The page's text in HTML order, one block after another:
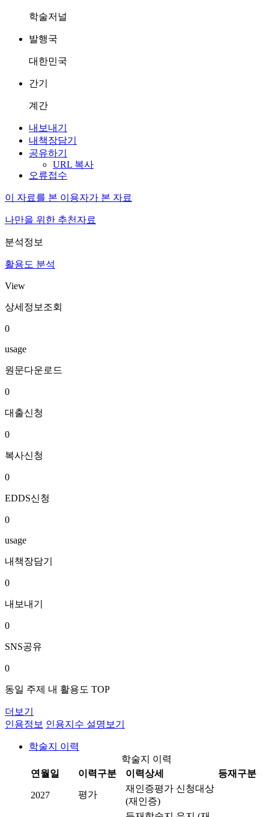
학술저널
발행국
대한민국
간기
계간
내보내기
내책장담기
공유하기
URL 복사
오류접수
이 자료를 본 이용자가 본 자료
나만을 위한 추천자료
분석정보
활용도 분석
View
상세정보조회
0
usage
원문다운로드
0
대출신청
0
복사신청
0
EDDS신청
0
usage
내책장담기
0
내보내기
0
SNS공유
0
동일 주제 내 활용도 TOP
더보기
인용정보 인용지수 설명보기
학술지 이력
학술지 이력
연월일
이력구분 이력상세 등재구분
2027 평가
재인증평가 신청대상
(재인증)